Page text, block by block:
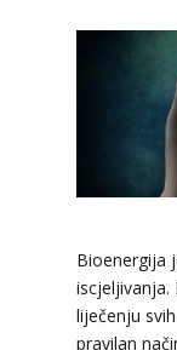
Bioenergija
iscjeljivanja.
liječenju
pravilan